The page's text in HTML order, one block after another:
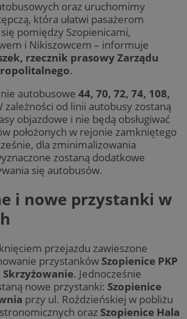
oraz uruchomimy
która ułatwi pasażerom
pomiędzy Szopienicami,
i Nikiszowcem – informuje
rzecznik prasowy Zarządu
.
autobusowe 44, 70, 72, 74, 108,
zależności od linii autobusy zostaną
objazdowe i nie będą obsługiwać
położonych w rejonie zamkniętego
dla zminimalizowania
zostaną dodatkowe
się autobusów.
i nowe przystanki w
przejazdu zawieszone
przystanków Szopienice PKP
. Jednocześnie
nowe przystanki: Szopienice
przy ul. Roździeńskiej w pobliżu
oraz Szopienice Hala